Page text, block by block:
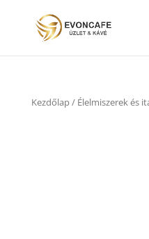
Kezdőlap/ Élelmiszerek és